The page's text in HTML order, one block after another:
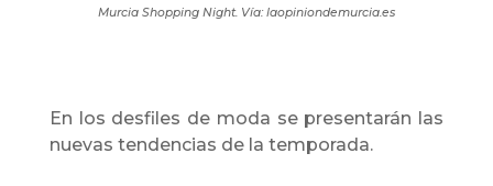
Murcia Shopping Night. Vía: laopiniondemurcia.es
En los desfiles de moda se presentarán las
nuevas tendencias de la temporada.